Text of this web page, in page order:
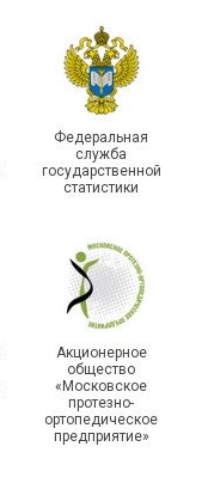
детям – добрые
Федеральная
служба
государственной
статистики
Акционерное
общество
«Московское
протезно-
ортопедическое
предприятие»